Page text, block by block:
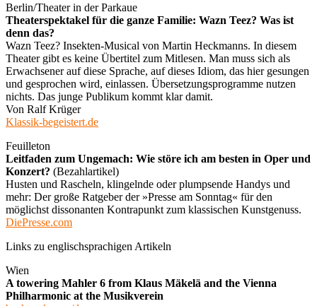
Berlin/Theater in der Parkaue
Theaterspektakel für die ganze Familie: Wazn Teez? Was ist
denn das?
Wazn Teez? Insekten-Musical von Martin Heckmanns. In diesem
Theater gibt es keine Übertitel zum Mitlesen. Man muss sich als
Erwachsener auf diese Sprache, auf dieses Idiom, das hier gesungen
und gesprochen wird, einlassen. Übersetzungsprogramme nutzen
nichts. Das junge Publikum kommt klar damit.
Von Ralf Krüger
Klassik-begeistert.de
Feuilleton
Leitfaden zum Ungemach: Wie störe ich am besten in Oper und
Konzert? (Bezahlartikel)
Husten und Rascheln, klingelnde oder plumpsende Handys und
mehr: Der große Ratgeber der »Presse am Sonntag« für den
möglichst dissonanten Kontrapunkt zum klassischen Kunstgenuss.
DiePresse.com
Links zu englischsprachigen Artikeln
Wien
A towering Mahler 6 from Klaus Mäkelä and the Vienna
Philharmonic at the Musikverein